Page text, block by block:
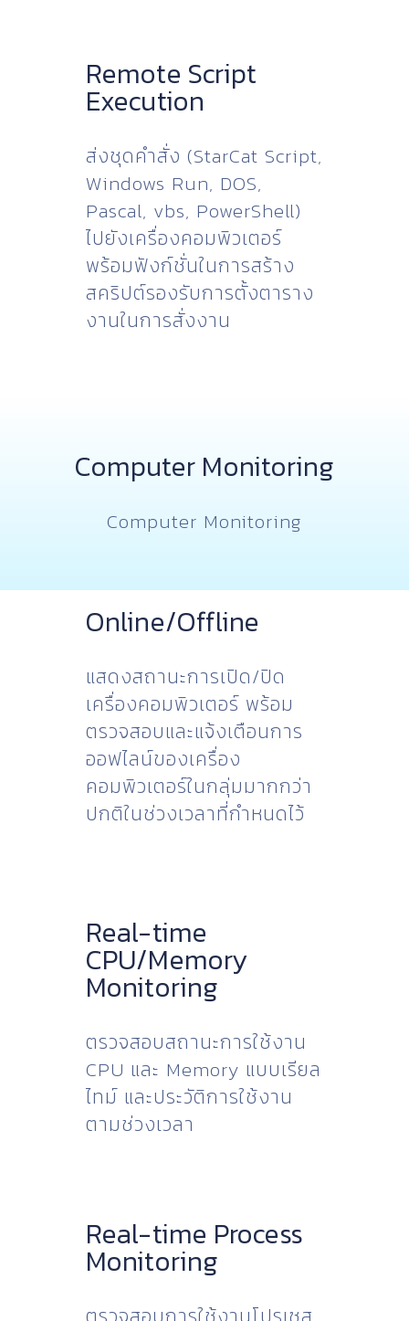
Remote Script
Execution
ส่งชุดคำสั่ง (StarCat Script,
Windows Run, DOS,
Pascal, vbs, PowerShell)
ไปยังเครื่องคอมพิวเตอร์
พร้อมฟังก์ชั่นในการสร้าง
สคริปต์รองรับการตั้งตาราง
งานในการสั่งงาน
Computer Monitoring
Computer Monitoring
Online/Offline
แสดงสถานะการเปิด/ปิด
เครื่องคอมพิวเตอร์ พร้อม
ตรวจสอบและแจ้งเตือนการ
ออฟไลน์ของเครื่อง
คอมพิวเตอร์ในกลุ่มมากกว่า
ปกติในช่วงเวลาที่กำหนดไว้
Real-time
CPU/Memory
Monitoring
ตรวจสอบสถานะการใช้งาน
CPU และ Memory แบบเรียล
ไทม์ และประวัติการใช้งาน
ตามช่วงเวลา
Real-time Process
Monitoring